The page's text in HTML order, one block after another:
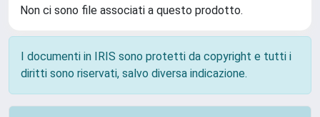
Non ci sono file associati a questo prodotto.
I documenti in IRIS sono protetti da copyright e tutti i
diritti sono riservati, salvo diversa indicazione.